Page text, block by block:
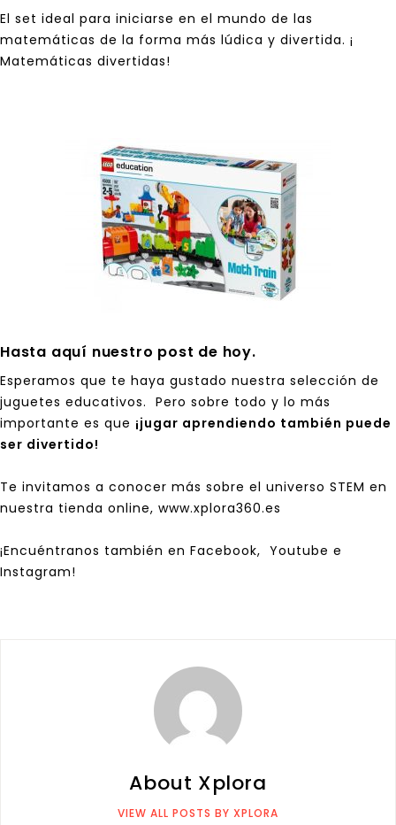
El set ideal para iniciarse en el mundo de las
matemáticas de la forma más lúdica y divertida. ¡
Matemáticas divertidas!
Hasta aquí nuestro post de hoy.
Esperamos que te haya gustado nuestra selección de
juguetes educativos. Pero sobre todo y lo más
importante es que ¡jugar aprendiendo también puede
ser divertido!
Te invitamos a conocer más sobre el universo STEM en
nuestra tienda online, www.xplora360.es
¡Encuéntranos también en Facebook, Youtube e
Instagram!
About Xplora
VIEW ALL POSTS BY XPLORA